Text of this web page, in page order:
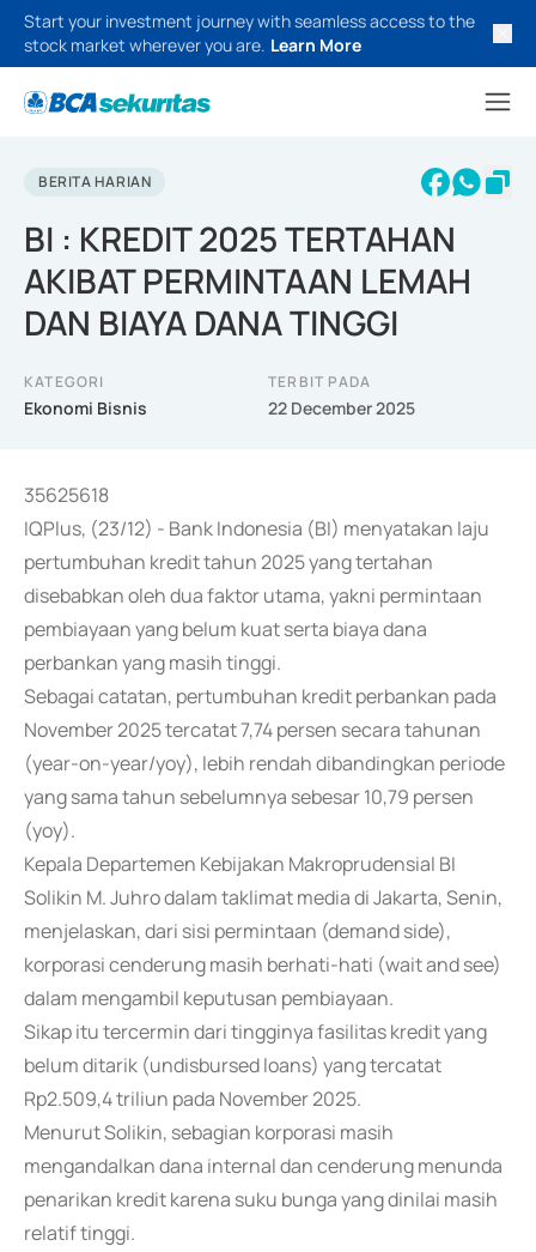
Start your investment journey with seamless access to the
stock market wherever you are. Learn More
BERITA HARIAN
BI : KREDIT 2025 TERTAHAN
AKIBAT PERMINTAAN LEMAH
DAN BIAYA DANA TINGGI
KATEGORI
Ekonomi Bisnis
TERBIT PADA
22 December 2025
35625618
IQPlus, (23/12) - Bank Indonesia (BI) menyatakan laju
pertumbuhan kredit tahun 2025 yang tertahan
disebabkan oleh dua faktor utama, yakni permintaan
pembiayaan yang belum kuat serta biaya dana
perbankan yang masih tinggi.
Sebagai catatan, pertumbuhan kredit perbankan pada
November 2025 tercatat 7,74 persen secara tahunan
(year-on-year/yoy), lebih rendah dibandingkan periode
yang sama tahun sebelumnya sebesar 10,79 persen
(yoy).
Kepala Departemen Kebijakan Makroprudensial BI
Solikin M. Juhro dalam taklimat media di Jakarta, Senin,
menjelaskan, dari sisi permintaan (demand side),
korporasi cenderung masih berhati-hati (wait and see)
dalam mengambil keputusan pembiayaan.
Sikap itu tercermin dari tingginya fasilitas kredit yang
belum ditarik (undisbursed loans) yang tercatat
Rp2.509,4 triliun pada November 2025.
Menurut Solikin, sebagian korporasi masih
mengandalkan dana internal dan cenderung menunda
penarikan kredit karena suku bunga yang dinilai masih
relatif tinggi.